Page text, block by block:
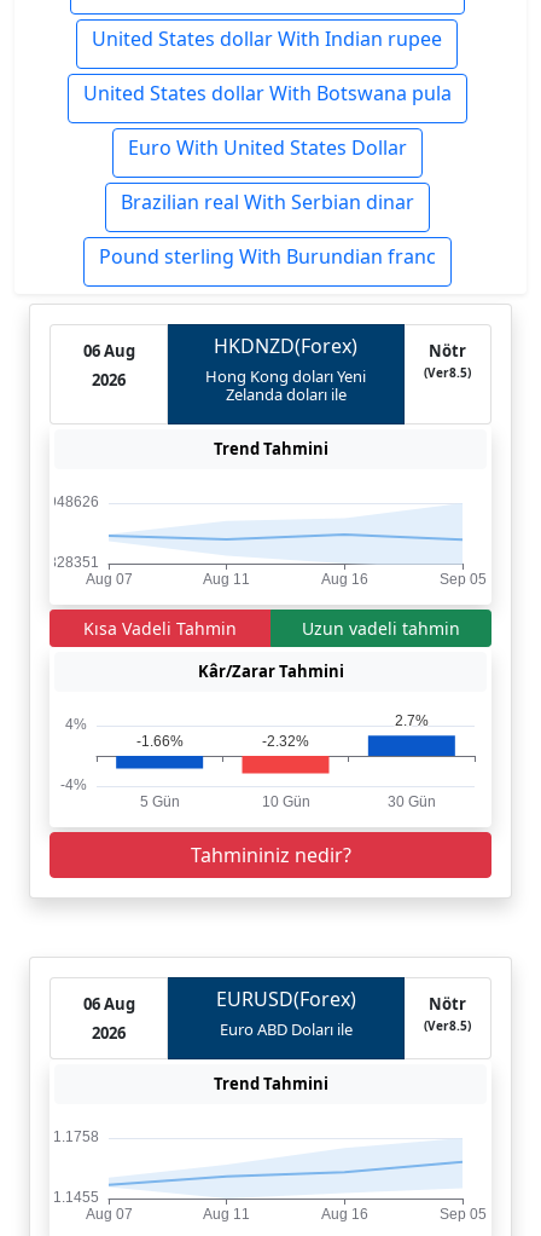
United States dollar With Indian rupee
United States dollar With Botswana pula
Euro With United States Dollar
Brazilian real With Serbian dinar
Pound sterling With Burundian franc
06 Aug
2026
HKDNZD(Forex)
Hong Kong doları Yeni
Zelanda doları ile
Nötr
(Ver8.5)
Trend Tahmini
Kısa Vadeli Tahmin Uzun vadeli tahmin
Kâr/Zarar Tahmini
Tahmininiz nedir?
06 Aug
2026
EURUSD(Forex)
Euro ABD Doları ile
Nötr
(Ver8.5)
Trend Tahmini